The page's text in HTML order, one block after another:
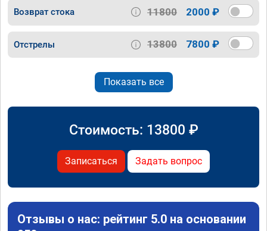
Возврат стока 11800 2000 ₽
Отстрелы 13800 7800 ₽
Показать все
Стоимость: 13800 ₽
Записаться Задать вопрос
Отзывы о нас: рейтинг 5.0 на основании